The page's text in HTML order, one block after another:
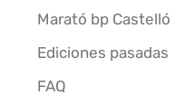
Marató bp Castelló
Ediciones pasadas
FAQ